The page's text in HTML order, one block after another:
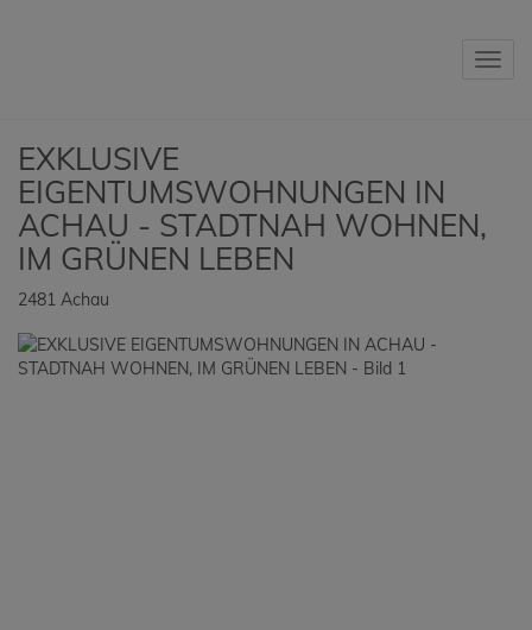
EXKLUSIVE
EIGENTUMSWOHNUNGEN IN
ACHAU - STADTNAH WOHNEN,
IM GRÜNEN LEBEN
2481 Achau